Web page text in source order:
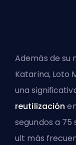
Además de su
Katarina, Loto
una
reutilización
segundos a 75
ult más